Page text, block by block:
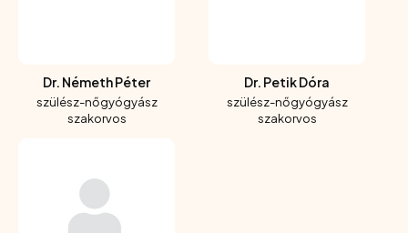
Dr. Németh Péter
szülész-nőgyógyász
szakorvos
Dr. Petik Dóra
szülész-nőgyógyász
szakorvos